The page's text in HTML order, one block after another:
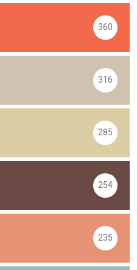
360
316
285
254
235